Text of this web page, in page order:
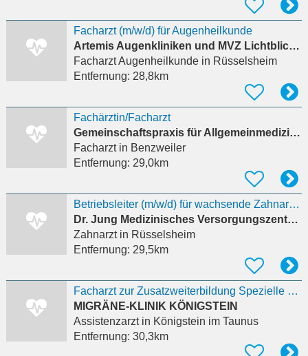
Facharzt (m/w/d) für Augenheilkunde
Artemis Augenkliniken und MVZ Lichtblick MVZ Nordhessen GmbH
Facharzt Augenheilkundein Rüsselsheim
Entfernung: 28,8km
Fachärztin/Facharzt
Gemeinschaftspraxis für Allgemeinmedizin BRENNER & MUURLING
Facharztin Benzweiler
Entfernung: 29,0km
Betriebsleiter (m/w/d) für wachsende Zahnarztgruppe
Dr. Jung Medizinisches Versorgungszentrum GmbH
Zahnarztin Rüsselsheim
Entfernung: 29,5km
Facharzt zur Zusatzweiterbildung Spezielle Schmerztherapie (m/w/d)
MIGRÄNE-KLINIK KÖNIGSTEIN
Assistenzarztin Königstein im Taunus
Entfernung: 30,3km